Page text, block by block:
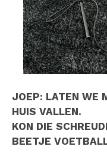
JOEP: LATEN WE
HUIS VALLEN.
KON DIE
BEETJE